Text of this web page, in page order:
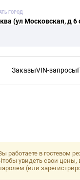
ГОРОД
(ул Московская, д 6
ЗаказыVIN-запросы
работаете в гостевом
увидеть свои
(или